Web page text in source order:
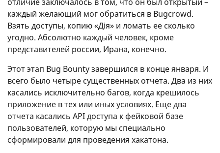
каждый желающий мог обратиться в Bugcrowd.
Взять доступы, копию «Дія» и ломать ее сколько
угодно. Абсолютно каждый человек, кроме
представителей россии, Ирана, конечно.
Этот этап Bug Bounty завершился в конце января. И
всего было четыре существенных отчета. Два из них
касались исключительно багов, когда крешилось
приложение в тех или иных условиях. Еще два
отчета касались API доступа к фейковой базе
пользователей, которую мы специально
сформировали для проведения хакатона.